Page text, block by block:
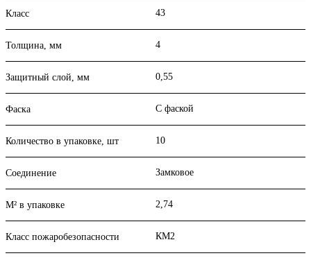
Класс 43
Толщина, мм 4
Защитный слой, мм 0,55
Фаска С фаской
Количество в упаковке, шт 10
Соединение Замковое
М² в упаковке 2,74
Класс пожаробезопасности КМ2